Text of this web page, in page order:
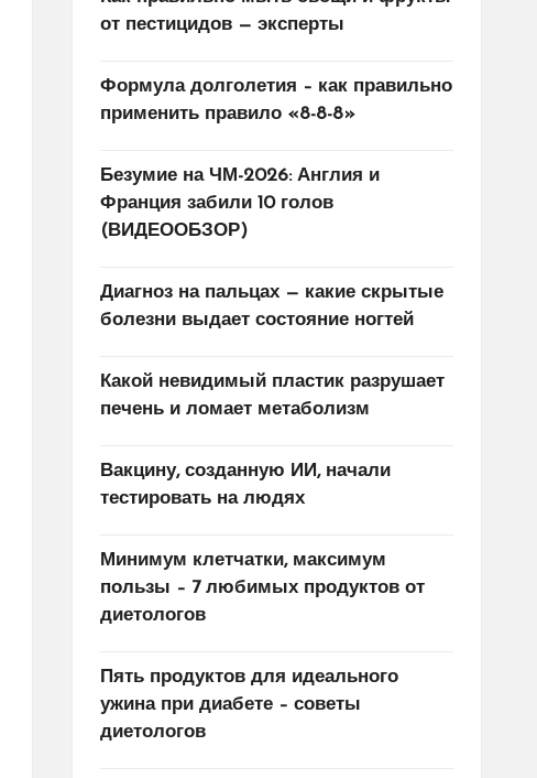
от пестицидов — эксперты
Формула долголетия – как правильно
применить правило «8-8-8»
Безумие на ЧМ-2026: Англия и
Франция забили 10 голов
(ВИДЕООБЗОР)
Диагноз на пальцах — какие скрытые
болезни выдает состояние ногтей
Какой невидимый пластик разрушает
печень и ломает метаболизм
Вакцину, созданную ИИ, начали
тестировать на людях
Минимум клетчатки, максимум
пользы – 7 любимых продуктов от
диетологов
Пять продуктов для идеального
ужина при диабете – советы
диетологов